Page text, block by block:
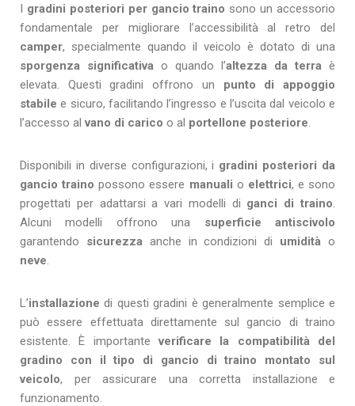
I gradini posteriori per gancio traino sono un accessorio
fondamentale per migliorare l’accessibilità al retro del
camper, specialmente quando il veicolo è dotato di una
sporgenza significativa o quando l’altezza da terra è
elevata. Questi gradini offrono un punto di appoggio
stabile e sicuro, facilitando l’ingresso e l’uscita dal veicolo e
l’accesso alvano di carico o al portellone posteriore
Disponibili in diverse configurazioni, i gradini posteriori da
gancio traino possono essere manuali o elettrici, e sono
progettati per adattarsi a vari modelli di ganci di traino
Alcuni modelli offrono una superficie antiscivolo
garantendo sicurezza anche in condizioni di umidità o
neve
L’installazione di questi gradini è generalmente semplice e
può essere effettuata direttamente sul gancio di traino
esistente. È importanteverificare la compatibilità del
gradino con il tipo di gancio di traino montato sul
veicolo, per assicurare una corretta installazione e
funzionamento.